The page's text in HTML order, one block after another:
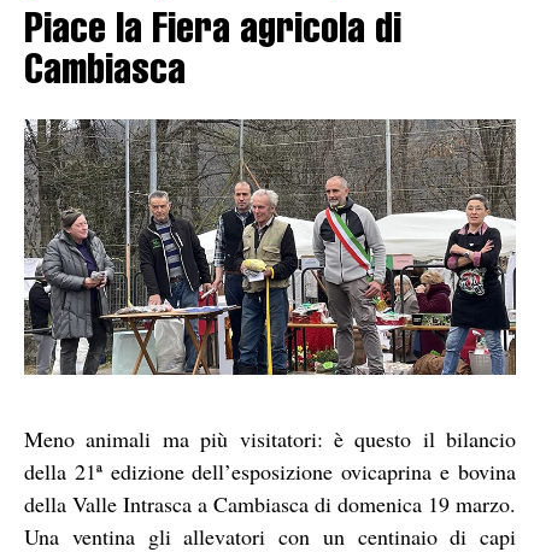
Piace la Fiera agricola di
Cambiasca
Meno animali ma più visitatori: è questo il bilancio
della 21ª edizione dell’esposizione ovicaprina e bovina
della Valle Intrasca a Cambiasca di domenica 19 marzo.
Una ventina gli allevatori con un centinaio di capi